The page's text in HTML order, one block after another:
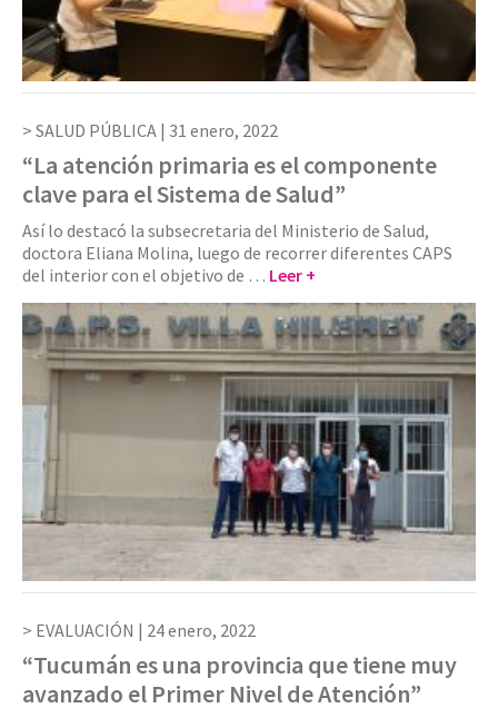
SALUD PÚBLICA | 31 enero, 2022
“La atención primaria es el componente
clave para el Sistema de Salud”
Así lo destacó la subsecretaria del Ministerio de Salud,
doctora Eliana Molina, luego de recorrer diferentes CAPS
del interior con el objetivo de … Leer +
EVALUACIÓN | 24 enero, 2022
“Tucumán es una provincia que tiene muy
avanzado el Primer Nivel de Atención”